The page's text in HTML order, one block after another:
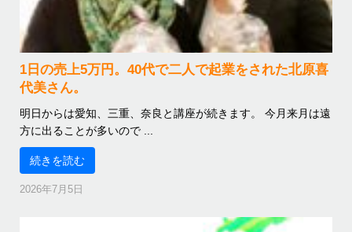
1日の売上5万円。40代で二人で起業をされた北原喜
代美さん。
明日からは愛知、三重、奈良と講座が続きます。 今月来月は遠
方に出ることが多いので ...
続きを読む
2026年7月5日